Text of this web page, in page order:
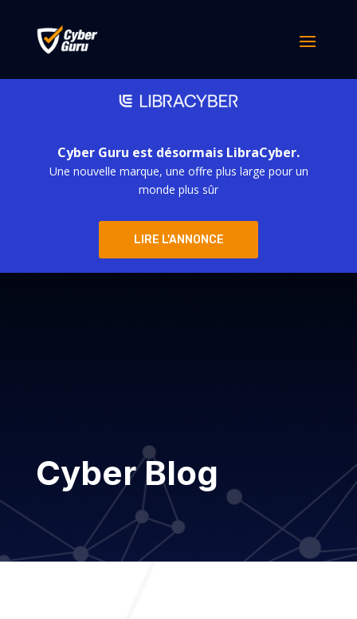
Cyber Guru est désormais LibraCyber.
Une nouvelle marque, une offre plus large pour un
monde plus sûr
LIRE L'ANNONCE
Cyber Blog